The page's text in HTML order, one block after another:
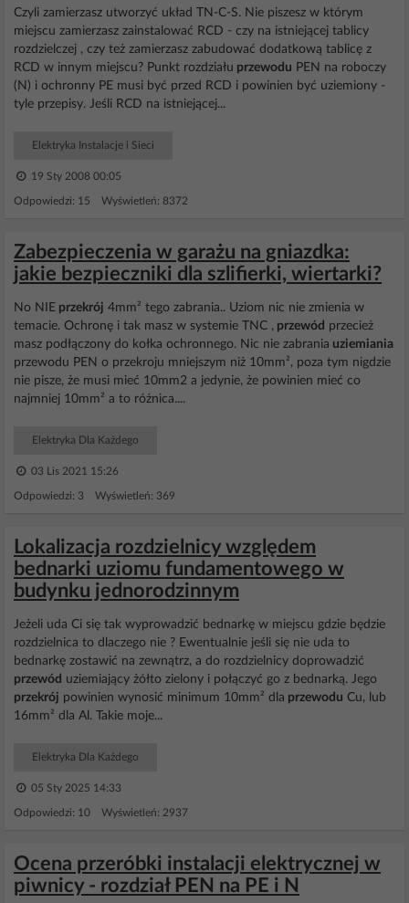
Czyli zamierzasz utworzyć układ TN-C-S. Nie piszesz w którym
miejscu zamierzasz zainstalować RCD - czy na istniejącej tablicy
rozdzielczej , czy też zamierzasz zabudować dodatkową tablicę z
RCD w innym miejscu? Punkt rozdziału przewodu PEN na roboczy
(N) i ochronny PE musi być przed RCD i powinien być uziemiony -
tyle przepisy. Jeśli RCD na istniejącej...
Elektryka Instalacje i Sieci
19 Sty 2008 00:05
Odpowiedzi: 15 Wyświetleń: 8372
Zabezpieczenia w garażu na gniazdka:
jakie bezpieczniki dla szlifierki, wiertarki?
No NIE przekrój 4mm² tego zabrania.. Uziom nic nie zmienia w
temacie. Ochronę i tak masz w systemie TNC , przewód przecież
masz podłączony do kołka ochronnego. Nic nie zabrania uziemiania
przewodu PEN o przekroju mniejszym niż 10mm², poza tym nigdzie
nie pisze, że musi mieć 10mm2 a jedynie, że powinien mieć co
najmniej 10mm² a to różnica....
Elektryka Dla Każdego
03 Lis 2021 15:26
Odpowiedzi: 3 Wyświetleń: 369
Lokalizacja rozdzielnicy względem
bednarki uziomu fundamentowego w
budynku jednorodzinnym
Jeżeli uda Ci się tak wyprowadzić bednarkę w miejscu gdzie będzie
rozdzielnica to dlaczego nie ? Ewentualnie jeśli się nie uda to
bednarkę zostawić na zewnątrz, a do rozdzielnicy doprowadzić
przewód uziemiający żółto zielony i połączyć go z bednarką. Jego
przekrój powinien wynosić minimum 10mm² dla przewodu Cu, lub
16mm² dla Al. Takie moje...
Elektryka Dla Każdego
05 Sty 2025 14:33
Odpowiedzi: 10 Wyświetleń: 2937
Ocena przeróbki instalacji elektrycznej w
piwnicy - rozdział PEN na PE i N